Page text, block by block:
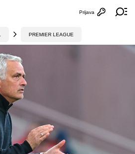
Otvori
Prijava
PREMIER LEAGUE